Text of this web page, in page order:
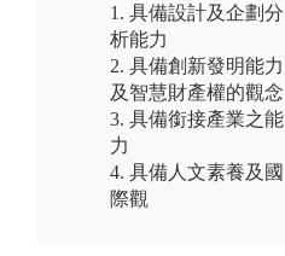
1. 具備設計及企劃分
析能力
2. 具備創新發明能力
及智慧財產權的觀念
3. 具備銜接產業之能
力
4. 具備人文素養及國
際觀